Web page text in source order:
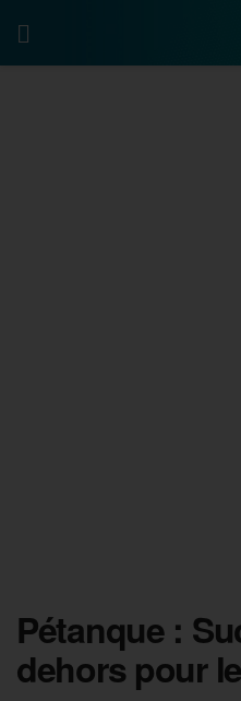
Pétanque :
dehors pour